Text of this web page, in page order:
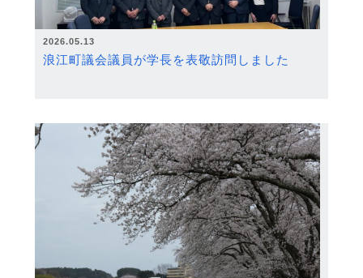
2026.05.13
浪江町議会議員が学長を表敬訪問しました